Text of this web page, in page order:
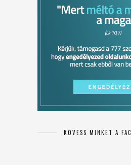
KÖVESS MINKET A